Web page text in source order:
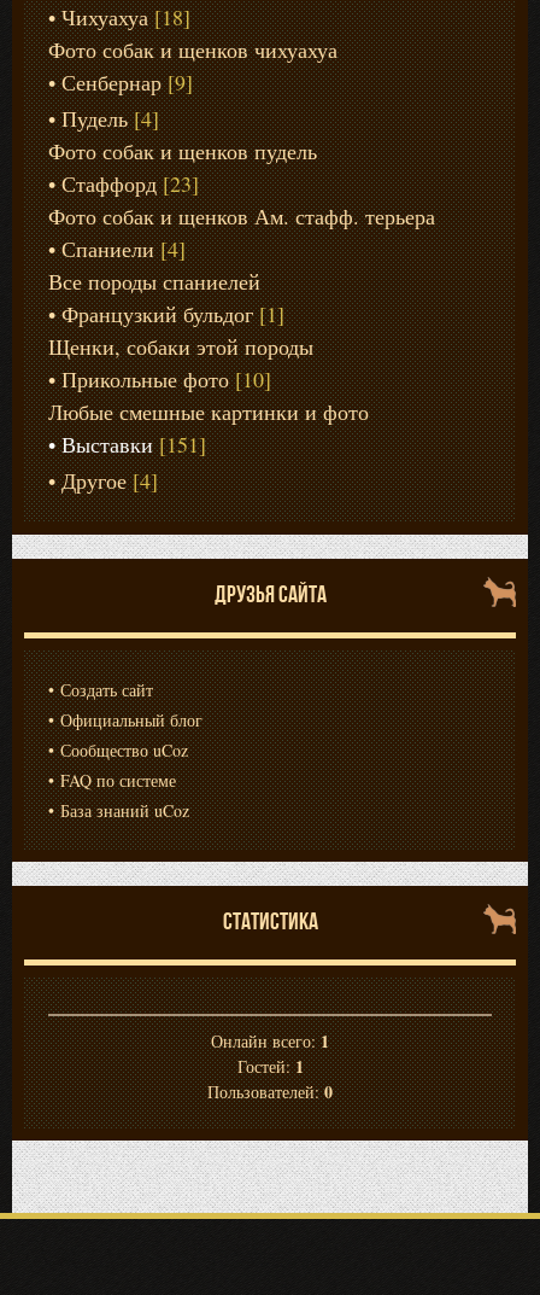
Чихуахуа [18]
Фото собак и щенков чихуахуа
Сенбернар [9]
Пудель [4]
Фото собак и щенков пудель
Стаффорд [23]
Фото собак и щенков Ам. стафф. терьера
Спаниели [4]
Все породы спаниелей
Французкий бульдог [1]
Щенки, собаки этой породы
Прикольные фото [10]
Любые смешные картинки и фото
Выставки [151]
Другое [4]
ДРУЗЬЯ САЙТА
Создать сайт
Официальный блог
Сообщество uCoz
FAQ по системе
База знаний uCoz
СТАТИСТИКА
Онлайн всего:1
Гостей:1
Пользователей:0